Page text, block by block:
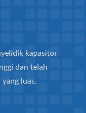
kapasitor
dan telah
luas.